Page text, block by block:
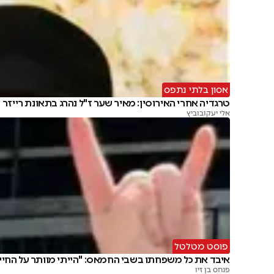
אסון בלתי נתפס
טרגדיה אחרי האירוסין: מאיר שער ז"ל נהרג בתאונת רייזר
אלי יעקובוביץ
פוסט מטלטל
איבד את כל משפחתו בשבי החמאס: "הייתי מוותר על
פנחס בן זיו